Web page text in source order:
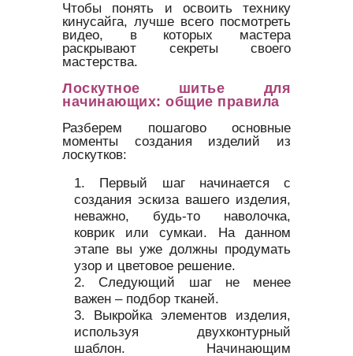
Чтобы понять и освоить технику
кинусайга, лучше всего посмотреть
видео, в которых мастера
раскрывают секреты своего
мастерства.
Лоскутное шитье для
начинающих: общие правила
Разберем пошагово основные
моменты создания изделий из
лоскутков:
Первый шаг начинается с
создания эскиза вашего изделия,
неважно, будь-то наволочка,
коврик или сумкаи. На данном
этапе вы уже должны продумать
узор и цветовое решение.
Следующий шаг не менее
важен – подбор тканей.
Выкройка элементов изделия,
используя двухконтурный
шаблон. Начинающим